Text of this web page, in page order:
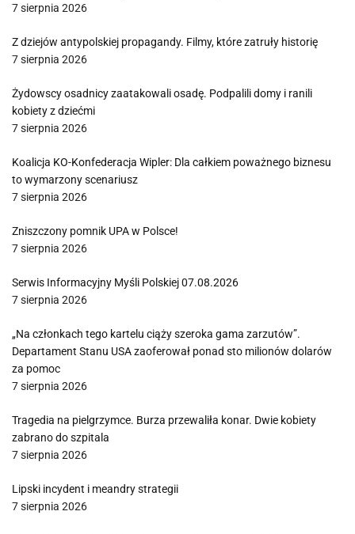
7 sierpnia 2026
Z dziejów antypolskiej propagandy. Filmy, które zatruły historię
7 sierpnia 2026
Żydowscy osadnicy zaatakowali osadę. Podpalili domy i ranili
kobiety z dziećmi
7 sierpnia 2026
Koalicja KO-Konfederacja Wipler: Dla całkiem poważnego biznesu
to wymarzony scenariusz
7 sierpnia 2026
Zniszczony pomnik UPA w Polsce!
7 sierpnia 2026
Serwis Informacyjny Myśli Polskiej 07.08.2026
7 sierpnia 2026
„Na członkach tego kartelu ciąży szeroka gama zarzutów”.
Departament Stanu USA zaoferował ponad sto milionów dolarów
za pomoc
7 sierpnia 2026
Tragedia na pielgrzymce. Burza przewaliła konar. Dwie kobiety
zabrano do szpitala
7 sierpnia 2026
Lipski incydent i meandry strategii
7 sierpnia 2026